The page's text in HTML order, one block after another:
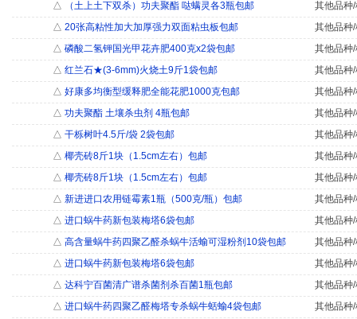
△ （土上土下双杀）功夫聚酯 哒螨灵各3瓶包邮
其他品种
△ 20张高粘性加大加厚强力双面粘虫板包邮
其他品种
△ 磷酸二氢钾国光甲花卉肥400克x2袋包邮
其他品种
△ 红兰石★(3-6mm)火烧土9斤1袋包邮
其他品种
△ 好康多均衡型缓释肥全能花肥1000克包邮
其他品种
△ 功夫聚酯 土壤杀虫剂 4瓶包邮
其他品种
△ 干栎树叶4.5斤/袋 2袋包邮
其他品种
△ 椰壳砖8斤1块（1.5cm左右）包邮
其他品种
△ 椰壳砖8斤1块（1.5cm左右）包邮
其他品种
△ 新进进口农用链霉素1瓶（500克/瓶）包邮
其他品种
△ 进口蜗牛药新包装梅塔6袋包邮
其他品种
△ 高含量蜗牛药四聚乙醛杀蜗牛活蝓可湿粉剂10袋包邮
其他品种
△ 进口蜗牛药新包装梅塔6袋包邮
其他品种
△ 达科宁百菌清广谱杀菌剂杀百菌1瓶包邮
其他品种
△ 进口蜗牛药四聚乙醛梅塔专杀蜗牛蛞蝓4袋包邮
其他品种